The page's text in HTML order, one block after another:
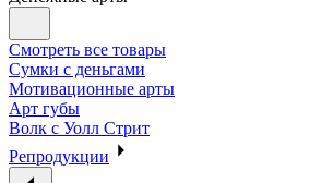
Смотреть все товары
Сумки с деньгами
Мотивационные арты
Арт губы
Волк с Уолл Стрит
Репродукции